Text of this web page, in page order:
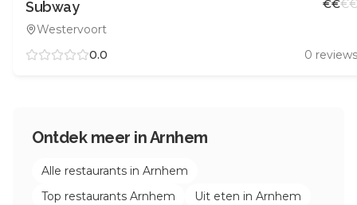
Subway
Westervoort
€€€€
0.0 0 reviews
Ontdek meer inArnhem
Alle restaurants in Arnhem
Top restaurants Arnhem Uit eten in Arnhem